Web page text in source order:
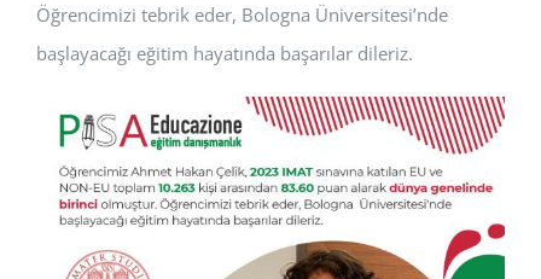
Öğrencimizi tebrik eder, Bologna Üniversitesi’nde
başlayacağı eğitim hayatında başarılar dileriz.